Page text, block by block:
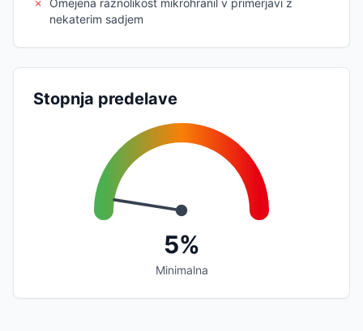
✗
Omejena raznolikost mikrohranil v primerjavi z
nekaterim sadjem
Stopnja predelave
5%
Minimalna